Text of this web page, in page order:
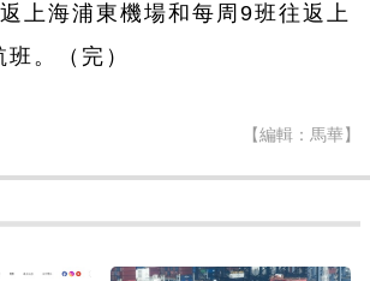
上海浦東機場和每周9班往返上
。（完）
【編輯：馬華】